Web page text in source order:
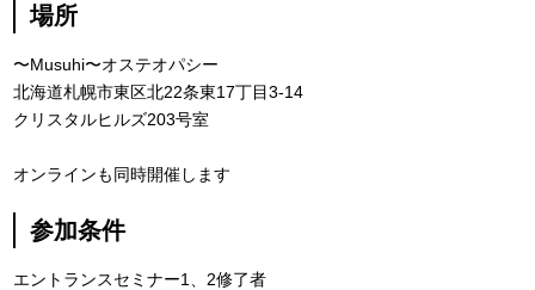
場所
〜Musuhi〜オステオパシー
北海道札幌市東区北22条東17丁目3-14
クリスタルヒルズ203号室
オンラインも同時開催します
参加条件
エントランスセミナー1、2修了者